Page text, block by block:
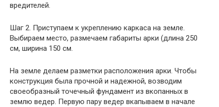
вредителей.
Шаг 2. Приступаем к укреплению каркаса на земле.
Выбираем место, размечаем габариты арки (длина 250
см, ширина 150 см.
На земле делаем разметки расположения арки. Чтобы
конструкция была прочной и надежной, возводим
своеобразный точечный фундамент из вкопанных в
землю ведер. Первую пару ведер вкапываем в начале